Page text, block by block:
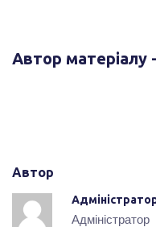
Автор матеріалу
Автор
Адміністратор